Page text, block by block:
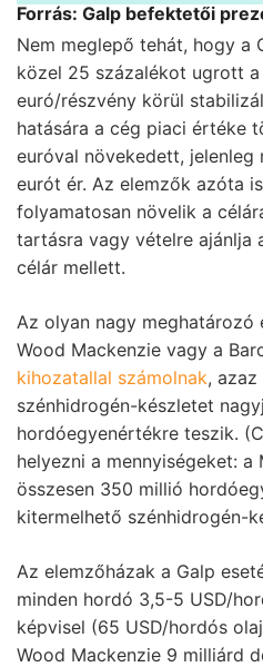
Forrás: Galp befektetői
Nem meglepő tehát, hogy a
közel 25 százalékot ugrott a
euró/részvény körül
hatására a cég piaci értéke
euróval növekedett, jelenleg
eurót ér. Az elemzők azóta
folyamatosan növelik a
tartásra vagy vételre ajánlja
célár mellett.
Az olyan nagy meghatározó
Wood Mackenzie vagy a
kihozatallal számolnak,
szénhidrogén-készletet
hordóegyenértékre teszik.
helyezni a mennyiségeket: a
összesen 350 millió
kitermelhető szénhidrogén-
Az elemzőházak a Galp
minden hordó 3,5-5 USD/
képvisel (65 USD/hordós
Wood Mackenzie 9 milliárd